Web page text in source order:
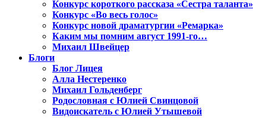
Конкурс короткого рассказа «Сестра таланта»
Конкурс «Во весь голос»
Конкурс новой драматургии «Ремарка»
Каким мы помним август 1991-го…
Михаил Швейцер
Блоги
Блог Лицея
Алла Нестеренко
Михаил Гольденберг
Родословная с Юлией Свинцовой
Видоискатель с Юлией Утышевой